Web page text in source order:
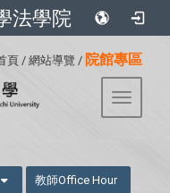
法學院
頁 / 網站導覽 / 院館專區
Toggle
教師Office Hour